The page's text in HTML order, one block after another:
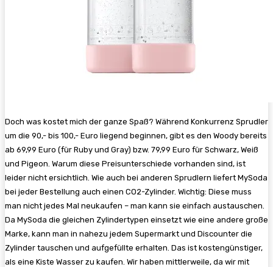
Doch was kostet mich der ganze Spaß? Während Konkurrenz Sprudler
um die 90,- bis 100,- Euro liegend beginnen, gibt es den Woody bereits
ab 69,99 Euro (für Ruby und Gray) bzw. 79,99 Euro für Schwarz, Weiß
und Pigeon. Warum diese Preisunterschiede vorhanden sind, ist
leider nicht ersichtlich. Wie auch bei anderen Sprudlern liefert MySoda
bei jeder Bestellung auch einen CO2-Zylinder. Wichtig: Diese muss
man nicht jedes Mal neukaufen – man kann sie einfach austauschen.
Da MySoda die gleichen Zylindertypen einsetzt wie eine andere große
Marke, kann man in nahezu jedem Supermarkt und Discounter die
Zylinder tauschen und aufgefüllte erhalten. Das ist kostengünstiger,
als eine Kiste Wasser zu kaufen. Wir haben mittlerweile, da wir mit